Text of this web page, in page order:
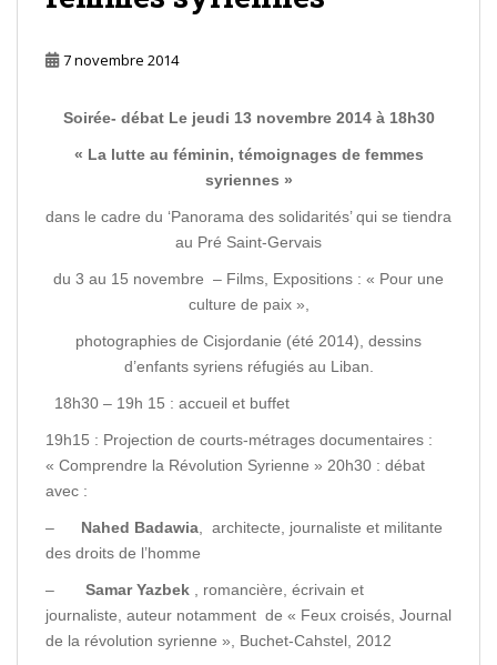
7 novembre 2014
Soirée- débat Le jeudi 13 novembre 2014 à 18h30
« La lutte au féminin, témoignages de femmes
syriennes »
dans le cadre du ‘Panorama des solidarités’ qui se tiendra
au Pré Saint-Gervais
du 3 au 15 novembre – Films, Expositions : « Pour une
culture de paix »,
photographies de Cisjordanie (été 2014), dessins
d’enfants syriens réfugiés au Liban.
18h30 – 19h 15 : accueil et buffet
19h15 : Projection de courts-métrages documentaires :
« Comprendre la Révolution Syrienne » 20h30 : débat
avec :
– Nahed Badawia , architecte, journaliste et militante
des droits de l’homme
– Samar Yazbek , romancière, écrivain et
journaliste, auteur notamment de « Feux croisés, Journal
de la révolution syrienne », Buchet-Cahstel, 2012